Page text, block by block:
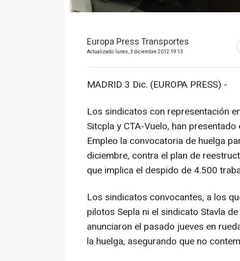
Europa Press Transportes
Actualizado: lunes, 3 diciembre 2012 19:13
MADRID 3 Dic. (EUROPA PRESS) -
Los sindicatos con representación
Sitcpla y CTA-Vuelo, han
Empleo la convocatoria de huelga
diciembre, contra el plan de
que implica el despido de 4.500
Los sindicatos convocantes, a los
pilotos Sepla ni el sindicato Stavla
anunciaron el pasado jueves en
la huelga, asegurando que no